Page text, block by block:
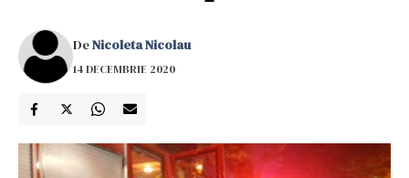
DeNicoleta Nicolau
14 DECEMBRIE 2020